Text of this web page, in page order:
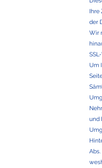
Ihre
der
Wir
Um
und